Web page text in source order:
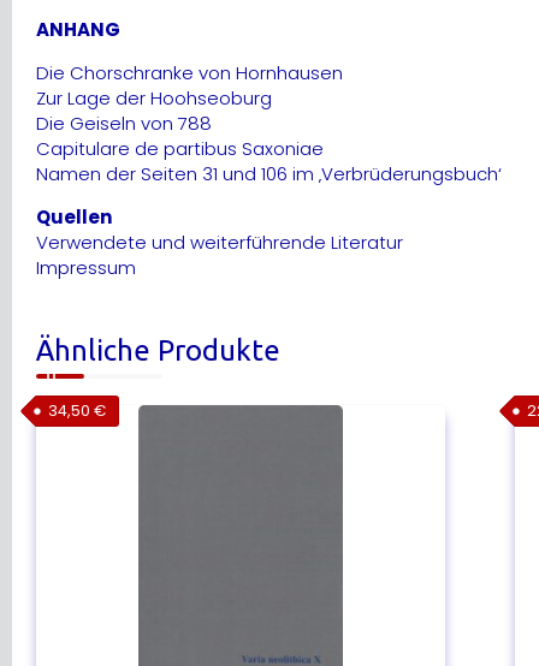
ANHANG
Die Chorschranke von Hornhausen
Zur Lage der Hoohseoburg
Die Geiseln von 788
Capitulare de partibus Saxoniae
Namen der Seiten 31 und 106 im ‚Verbrüderungsbuch‘
Quellen
Verwendete und weiterführende Literatur
Impressum
Ähnliche Produkte
34,50 €